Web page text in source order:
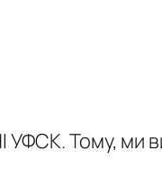
Тому, ми